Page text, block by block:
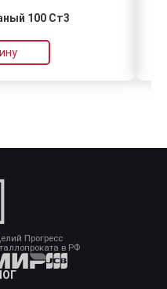
100 Ст3
Прогресс
в РФ